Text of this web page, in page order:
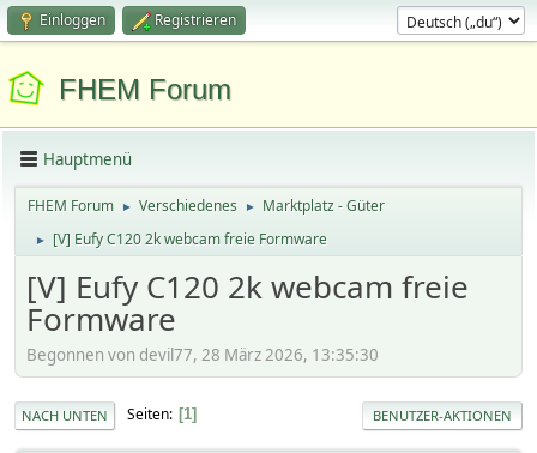
Einloggen Registrieren
FHEM Forum
Hauptmenü
FHEM Forum ► Verschiedenes ► Marktplatz - Güter
► [V] Eufy C120 2k webcam freie Formware
[V] Eufy C120 2k webcam freie
Formware
Begonnen von devil77, 28 März 2026, 13:35:30
NACH UNTEN Seiten 1 BENUTZER-AKTIONEN